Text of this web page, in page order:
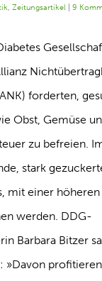
,Zeitungsartikel |9
forderten,
Obst, Gemüse
zu befreien.
stark
mit einer
werden. DDG-
Barbara Bitzer
»Davon